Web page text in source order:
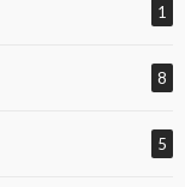
1
8
5